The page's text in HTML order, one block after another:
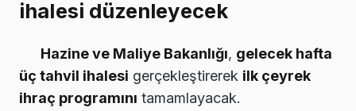
ihalesi düzenleyecek
Hazine ve Maliye Bakanlığı, gelecek hafta
üç tahvil ihalesi gerçekleştirerek ilk çeyrek
ihraç programını tamamlayacak.